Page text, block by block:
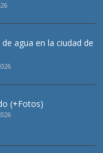
agua en la ciudad de
(+Fotos)